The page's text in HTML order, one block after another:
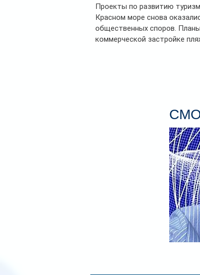
Проекты по развитию
Красном море снова
общественных споров.
коммерческой застройке